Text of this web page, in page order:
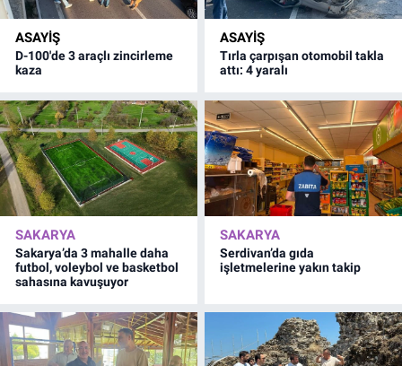
ASAYİŞ
D-100'de 3 araçlı zincirleme
kaza
ASAYİŞ
Tırla çarpışan otomobil takla
attı: 4 yaralı
SAKARYA
Sakarya’da 3 mahalle daha
futbol, voleybol ve basketbol
sahasına kavuşuyor
SAKARYA
Serdivan’da gıda
işletmelerine yakın takip